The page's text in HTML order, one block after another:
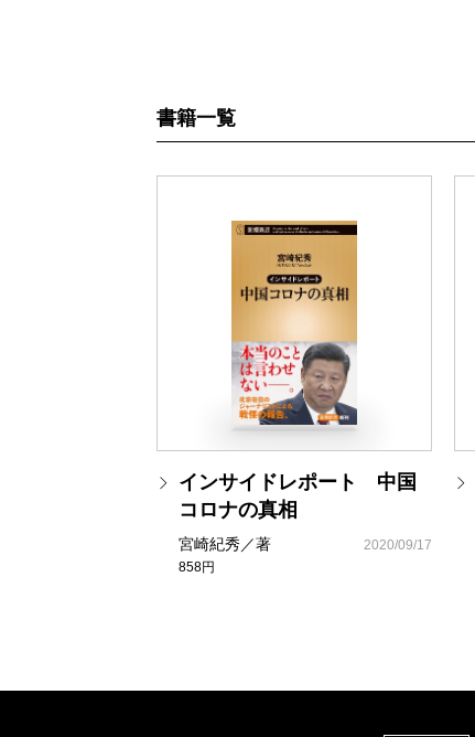
書籍一覧
インサイドレポート 中国
コロナの真相
宮崎紀秀／著
858円
2020/09/17